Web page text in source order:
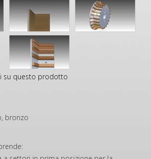
su questo prodotto
bronzo